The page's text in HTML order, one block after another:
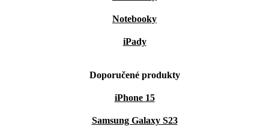
Notebooky
iPady
Doporučené produkty
iPhone 15
Samsung Galaxy S23